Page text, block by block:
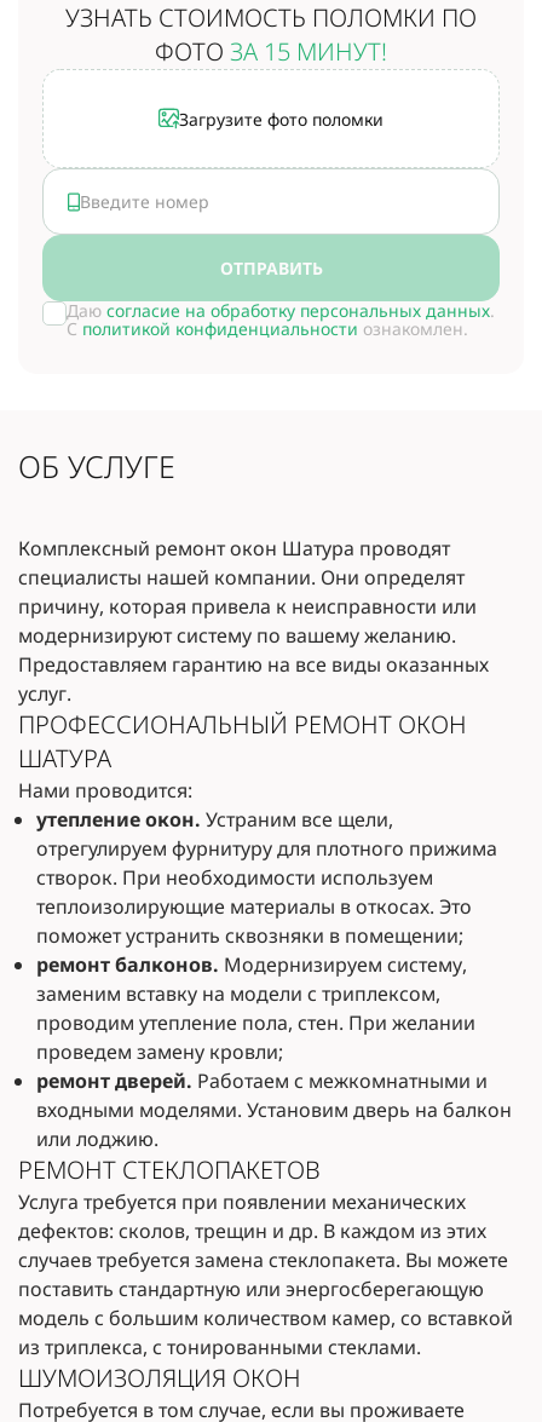
УЗНАТЬ СТОИМОСТЬ ПОЛОМКИ ПО
ФОТО ЗА 15 МИНУТ!
Загрузите фото поломки
ОТПРАВИТЬ
Даю согласие на обработку персональных данных.
С политикой конфиденциальности ознакомлен.
ОБ УСЛУГЕ
Комплексный ремонт окон Шатура проводят
специалисты нашей компании. Они определят
причину, которая привела к неисправности или
модернизируют систему по вашему желанию.
Предоставляем гарантию на все виды оказанных
услуг.
ПРОФЕССИОНАЛЬНЫЙ РЕМОНТ ОКОН
ШАТУРА
Нами проводится:
утепление окон. Устраним все щели,
отрегулируем фурнитуру для плотного прижима
створок. При необходимости используем
теплоизолирующие материалы в откосах. Это
поможет устранить сквозняки в помещении;
ремонт балконов. Модернизируем систему,
заменим вставку на модели с триплексом,
проводим утепление пола, стен. При желании
проведем замену кровли;
ремонт дверей. Работаем с межкомнатными и
входными моделями. Установим дверь на балкон
или лоджию.
РЕМОНТ СТЕКЛОПАКЕТОВ
Услуга требуется при появлении механических
дефектов: сколов, трещин и др. В каждом из этих
случаев требуется замена стеклопакета. Вы можете
поставить стандартную или энергосберегающую
модель с большим количеством камер, со вставкой
из триплекса, с тонированными стеклами.
ШУМОИЗОЛЯЦИЯ ОКОН
Потребуется в том случае, если вы проживаете